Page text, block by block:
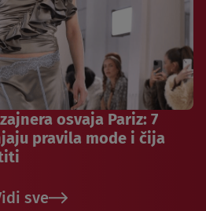
osvaja Pariz: 7
pravila mode i čija
sve